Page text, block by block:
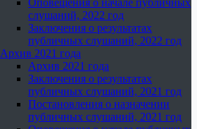
Оповещения о начале публичных
слушаний, 2022 год
Заключения о результатах
публичных слушаний, 2022 год
Архив 2021 года
Архив 2021 года
Заключения о результатах
публичных слушаний, 2021 год
Постановления о назначении
публичных слушаний, 2021 год